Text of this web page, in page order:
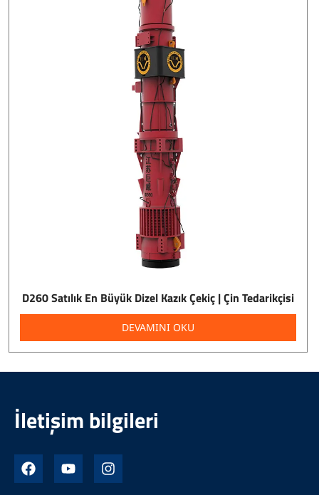
D260 Satılık En Büyük Dizel Kazık Çekiç | Çin Tedarikçisi
DEVAMINI OKU
İletişim bilgileri
F
a
c
Y
o
u
I
n
s